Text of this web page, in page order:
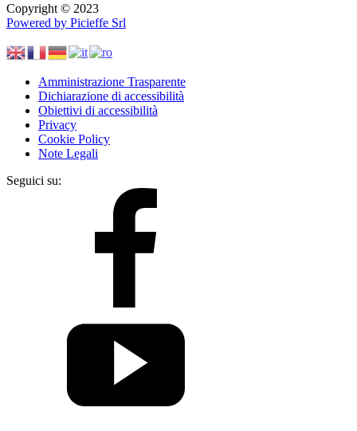
Copyright © 2023
Powered by Picieffe Srl
Amministrazione Trasparente
Dichiarazione di accessibilità
Obiettivi di accessibilità
Privacy
Cookie Policy
Note Legali
Seguici su: